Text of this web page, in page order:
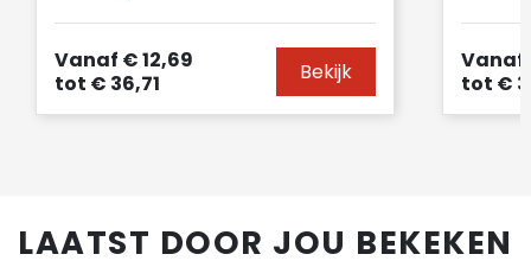
Vanaf € 12,69
tot € 36,71 Bekijk Vanaf
tot €
LAATST DOOR JOU BEKEKEN